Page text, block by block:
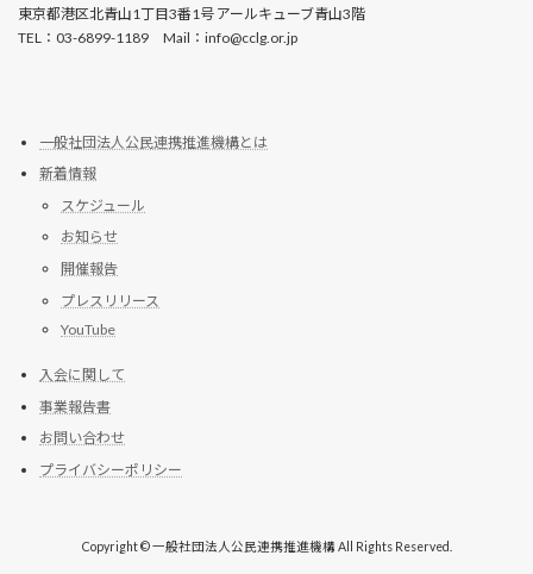
東京都港区北青山1丁目3番1号 アールキューブ青山3階
TEL：03-6899-1189 Mail：info@cclg.or.jp
一般社団法人公民連携推進機構とは
新着情報
スケジュール
お知らせ
開催報告
プレスリリース
YouTube
入会に関して
事業報告書
お問い合わせ
プライバシーポリシー
Copyright © 一般社団法人公民連携推進機構 All Rights Reserved.